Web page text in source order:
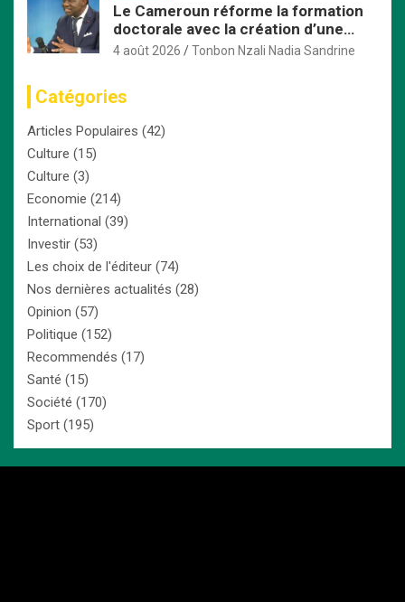
Le Cameroun réforme la formation
doctorale avec la création d’une
Commission nationale dédiée
4 août 2026 Tonbon Nzali Nadia Sandrine
Catégories
Articles Populaires (42)
Culture (15)
Culture (3)
Economie (214)
International (39)
Investir (53)
Les choix de l'éditeur (74)
Nos dernières actualités (28)
Opinion (57)
Politique (152)
Recommendés (17)
Santé (15)
Société (170)
Sport (195)